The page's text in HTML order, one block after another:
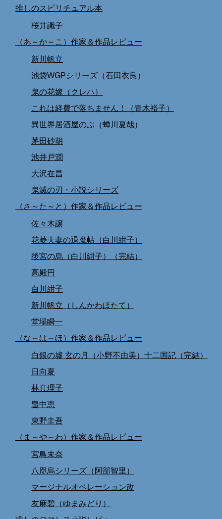
推しのスピリチュアル本
桜井識子
（あ～か～こ）作家＆作品レビュー
新川帆立
池袋WGPシリーズ（石田衣良）
鬼の花嫁（クレハ）
これは経費で落ちません！（青木裕子）
異世界居酒屋のぶ（蝉川夏哉）
茅田砂胡
池井戸潤
大沢在昌
鬼滅の刃・小説シリーズ
（さ～た～と）作家＆作品レビュー
佐々木譲
花菱夫妻の退魔帖（白川紺子）
後宮の烏（白川紺子）（完結）
高殿円
白川紺子
新川帆立（しんかわほたて）
堂場瞬一
（な～は～ほ）作家＆作品レビュー
白銀の墟 玄の月（小野不由美）十二国記（完結）
日向夏
林真理子
畠中恵
東野圭吾
（ま～や～わ）作家＆作品レビュー
宮島未奈
八咫烏シリーズ（阿部智里）
マージナルオペレーション改
友麻碧（ゆまみどり）